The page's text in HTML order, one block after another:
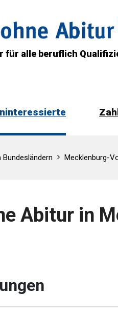
für alle beruflich
Mecklenburg-
Abitur in